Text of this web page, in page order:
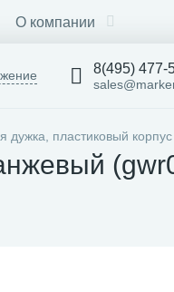
О компании
8(495) 477-
дужка, пластиковый корпус